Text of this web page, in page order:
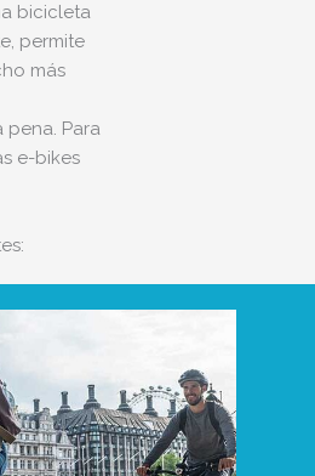
bicicleta
permite
más
pena. Para
e-bikes